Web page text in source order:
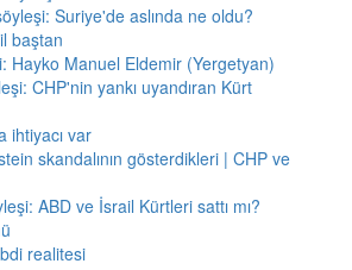
Suriye'de aslında ne oldu?
baştan
Hayko Manuel Eldemir (Yergetyan)
CHP'nin yankı uyandıran Kürt
ihtiyacı var
skandalının gösterdikleri | CHP ve
ABD ve İsrail Kürtleri sattı mı?
realitesi